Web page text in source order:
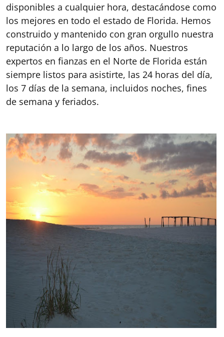
disponibles a cualquier hora, destacándose como
los mejores en todo el estado de Florida. Hemos
construido y mantenido con gran orgullo nuestra
reputación a lo largo de los años. Nuestros
expertos en fianzas en el Norte de Florida están
siempre listos para asistirte, las 24 horas del día,
los 7 días de la semana, incluidos noches, fines
de semana y feriados.